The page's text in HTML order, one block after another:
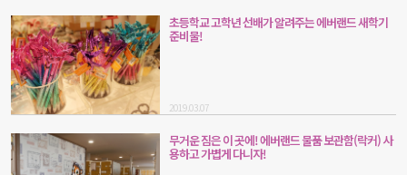
초등학교 고학년 선배가 알려주는 에버랜드 새학기
준비물!
2019.03.07
무거운 짐은 이 곳에! 에버랜드 물품 보관함(락커) 사
용하고 가볍게 다니자!